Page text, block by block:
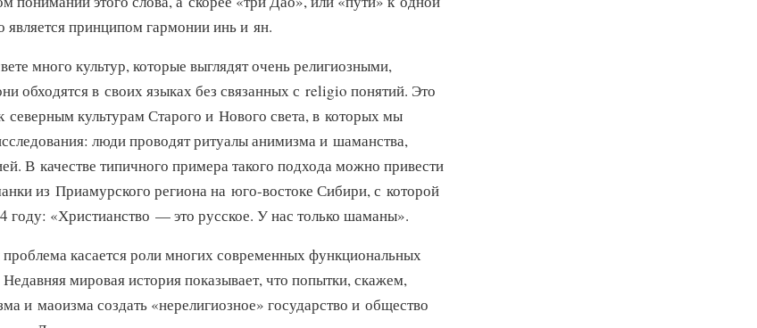
является принципом гармонии инь и ян.
много культур, которые выглядят очень религиозными,
обходятся в своих языках без связанных с religio понятий. Это
северным культурам Старого и Нового света, в которых мы
люди проводят ритуалы анимизма и шаманства,
В качестве типичного примера такого подхода можно привести
из Приамурского регионана юго-востоке Сибири, с которой
году: «Христианство — это русское. У нас только шаманы».
касается роли многих современных функциональных
Недавняя мировая история показывает, что попытки, скажем,
и маоизма создать «нерелигиозное» государство и общество